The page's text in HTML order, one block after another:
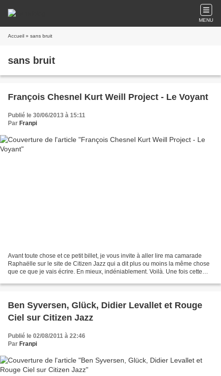
MENU
Accueil » sans bruit
sans bruit
François Chesnel Kurt Weill Project - Le Voyant
Publié le 30/06/2013 à 15:11
Par Franpi
Avant toute chose et ce petit billet, je vous invite à aller lire ma camarade
Raphaëlle sur le site de Citizen Jazz qui a dit plus ou moins la même chose
que ce que je vais écrire. En mieux, indéniablement. Voilà. Une fois cette
Ben Syversen, Glück, Didier Levallet et Rouge
Ciel sur Citizen Jazz
Publié le 02/08/2011 à 22:46
Par Franpi